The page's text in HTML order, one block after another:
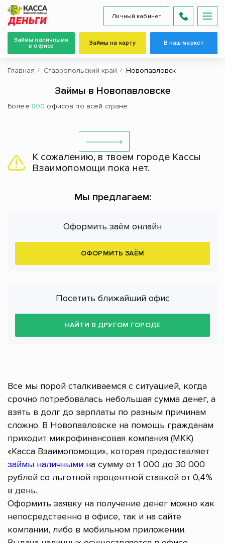
Личный кабинет
Займы наличными
в офисе
Займы на карту В наш маркет
Главная Ставропольский край Новопавловск
Займы в Новопавловске
Более 800 офисов по всей стране
К сожалению, в твоем городе Кассы
Взаимопомощи пока нет.
Мы предлагаем:
Оформить заём онлайн
ОФОРМИТЬ ЗАЁМ
Посетить ближайший офис
НАЙТИ В ДРУГОМ ГОРОДЕ
Все мы порой сталкиваемся с ситуацией, когда
срочно потребовалась небольшая сумма денег, а
взять в долг до зарплаты по разным причинам
сложно. В Новопавловске на помощь гражданам
приходит микрофинансовая компания (МКК)
«Касса Взаимопомощи», которая предоставляет
займы наличными на сумму от 1 000 до 30 000
рублей со льготной процентной ставкой от 0,4%
в день.
Оформить заявку на получение денег можно как
непосредственно в офисе, так и на сайте
компании, либо в мобильном приложении.